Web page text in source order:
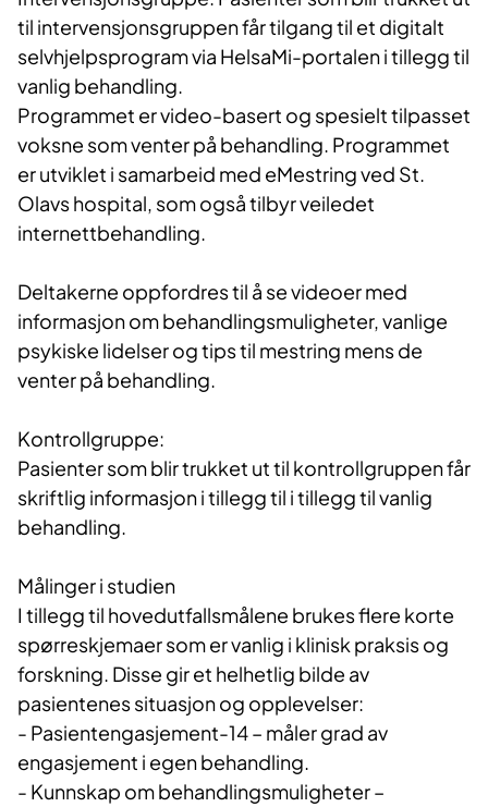
til intervensjonsgruppen får tilgang til et digitalt
selvhjelpsprogram via HelsaMi-portalen i tillegg til
vanlig behandling.
Programmet er video-basert og spesielt tilpasset
voksne som venter på behandling. Programmet
er utviklet i samarbeid med eMestring ved St.
Olavs hospital, som også tilbyr veiledet
internettbehandling.
Deltakerne oppfordres til å se videoer med
informasjon om behandlingsmuligheter, vanlige
psykiske lidelser og tips til mestring mens de
venter på behandling.
Kontrollgruppe:
Pasienter som blir trukket ut til kontrollgruppen får
skriftlig informasjon i tillegg til i tillegg til vanlig
behandling.
Målinger i studien
I tillegg til hovedutfallsmålene brukes flere korte
spørreskjemaer som er vanlig i klinisk praksis og
forskning. Disse gir et helhetlig bilde av
pasientenes situasjon og opplevelser:
- Pasientengasjement-14 – måler grad av
engasjement i egen behandling.
- Kunnskap om behandlingsmuligheter –